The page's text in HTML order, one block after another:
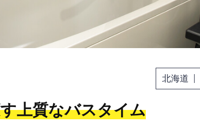
北海道
上質なバスタイム